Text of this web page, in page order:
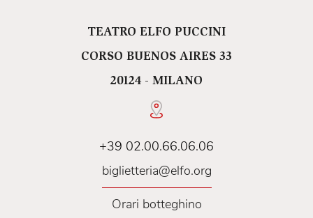
TEATRO ELFO PUCCINI
CORSO BUENOS AIRES 33
20124 - MILANO
+39 02.00.66.06.06
biglietteria@elfo.org
Orari botteghino